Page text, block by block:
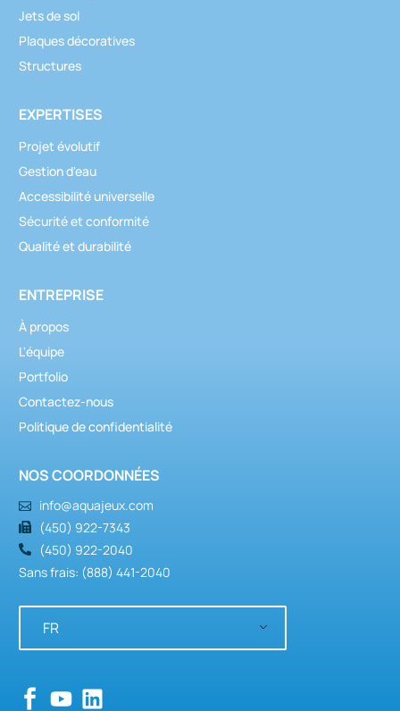
Jets de sol
Plaques décoratives
Structures
EXPERTISES
Projet évolutif
Gestion d'eau
Accessibilité universelle
Sécurité et conformité
Qualité et durabilité
ENTREPRISE
À propos
L'équipe
Portfolio
Contactez-nous
Politique de confidentialité
NOS COORDONNÉES
info@aquajeux.com
(450) 922-7343
(450) 922-2040
Sans frais: (888) 441-2040
FR